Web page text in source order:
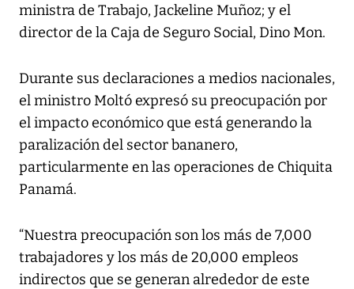
ministra de Trabajo, Jackeline Muñoz; y el
director de la Caja de Seguro Social, Dino Mon.
Durante sus declaraciones a medios nacionales,
el ministro Moltó expresó su preocupación por
el impacto económico que está generando la
paralización del sector bananero,
particularmente en las operaciones de Chiquita
Panamá.
“Nuestra preocupación son los más de 7,000
trabajadores y los más de 20,000 empleos
indirectos que se generan alrededor de este